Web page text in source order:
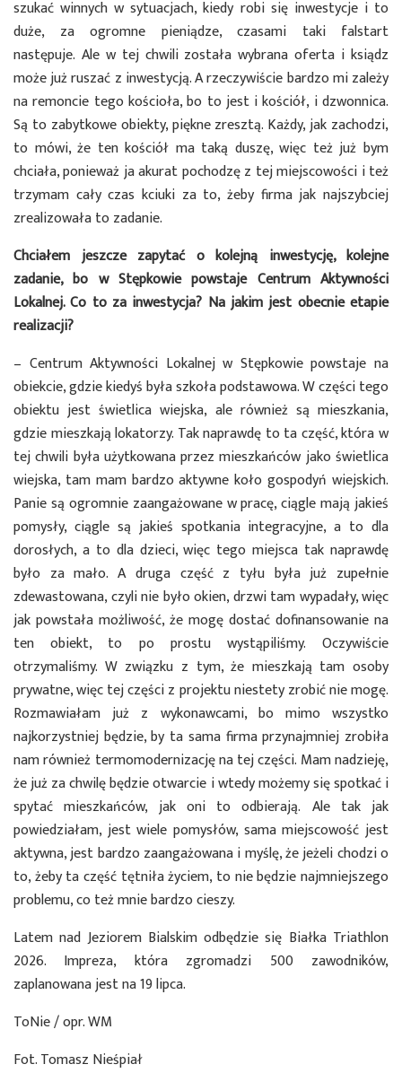
szukać winnych w sytuacjach, kiedy robi się inwestycje i to
duże, za ogromne pieniądze, czasami taki falstart
następuje. Ale w tej chwili została wybrana oferta i ksiądz
może już ruszać z inwestycją. A rzeczywiście bardzo mi zależy
na remoncie tego kościoła, bo to jest i kościół, i dzwonnica.
Są to zabytkowe obiekty, piękne zresztą. Każdy, jak zachodzi,
to mówi, że ten kościół ma taką duszę, więc też już bym
chciała, ponieważ ja akurat pochodzę z tej miejscowości i też
trzymam cały czas kciuki za to, żeby firma jak najszybciej
zrealizowała to zadanie.
Chciałem jeszcze zapytać o kolejną inwestycję, kolejne
zadanie, bo w Stępkowie powstaje Centrum Aktywności
Lokalnej. Co to za inwestycja? Na jakim jest obecnie etapie
realizacji?
– Centrum Aktywności Lokalnej w Stępkowie powstaje na
obiekcie, gdzie kiedyś była szkoła podstawowa. W części tego
obiektu jest świetlica wiejska, ale również są mieszkania,
gdzie mieszkają lokatorzy. Tak naprawdę to ta część, która w
tej chwili była użytkowana przez mieszkańców jako świetlica
wiejska, tam mam bardzo aktywne koło gospodyń wiejskich.
Panie są ogromnie zaangażowane w pracę, ciągle mają jakieś
pomysły, ciągle są jakieś spotkania integracyjne, a to dla
dorosłych, a to dla dzieci, więc tego miejsca tak naprawdę
było za mało. A druga część z tyłu była już zupełnie
zdewastowana, czyli nie było okien, drzwi tam wypadały, więc
jak powstała możliwość, że mogę dostać dofinansowanie na
ten obiekt, to po prostu wystąpiliśmy. Oczywiście
otrzymaliśmy. W związku z tym, że mieszkają tam osoby
prywatne, więc tej części z projektu niestety zrobić nie mogę.
Rozmawiałam już z wykonawcami, bo mimo wszystko
najkorzystniej będzie, by ta sama firma przynajmniej zrobiła
nam również termomodernizację na tej części. Mam nadzieję,
że już za chwilę będzie otwarcie i wtedy możemy się spotkać i
spytać mieszkańców, jak oni to odbierają. Ale tak jak
powiedziałam, jest wiele pomysłów, sama miejscowość jest
aktywna, jest bardzo zaangażowana i myślę, że jeżeli chodzi o
to, żeby ta część tętniła życiem, to nie będzie najmniejszego
problemu, co też mnie bardzo cieszy.
Latem nad Jeziorem Bialskim odbędzie się Białka Triathlon
2026. Impreza, która zgromadzi 500 zawodników,
zaplanowana jest na 19 lipca.
ToNie / opr. WM
Fot. Tomasz Nieśpiał